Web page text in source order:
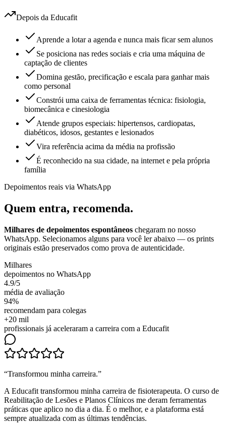
Depois da Educafit
Aprende a lotar a agenda e nunca mais ficar sem alunos
Se posiciona nas redes sociais e cria uma máquina de
captação de clientes
Domina gestão, precificação e escala para ganhar mais
como personal
Constrói uma caixa de ferramentas técnica: fisiologia,
biomecânica e cinesiologia
Atende grupos especiais: hipertensos, cardiopatas,
diabéticos, idosos, gestantes e lesionados
Vira referência acima da média na profissão
É reconhecido na sua cidade, na internet e pela própria
família
Depoimentos reais via WhatsApp
Quem entra, recomenda.
Milhares de depoimentos espontâneos chegaram no nosso
WhatsApp. Selecionamos alguns para você ler abaixo — os prints
originais estão preservados como prova de autenticidade.
Milhares
depoimentos no WhatsApp
4.9/5
média de avaliação
94%
recomendam para colegas
+20 mil
profissionais já aceleraram a carreira com a Educafit
“Transformou minha carreira.”
A Educafit transformou minha carreira de fisioterapeuta. O curso de
Reabilitação de Lesões e Planos Clínicos me deram ferramentas
práticas que aplico no dia a dia. É o melhor, e a plataforma está
sempre atualizada com as últimas tendências.